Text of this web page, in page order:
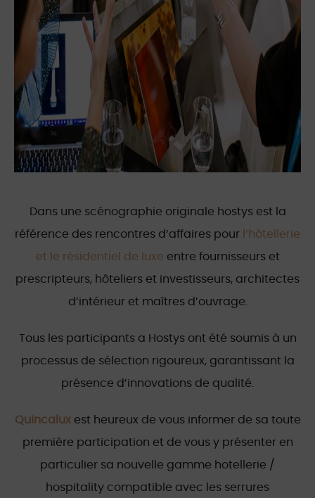
Dans une scénographie originale hostys est la
référence des rencontres d’affaires pour l’hôtellerie
et le résidentiel de luxe entre fournisseurs et
prescripteurs, hôteliers et investisseurs, architectes
d’intérieur et maîtres d’ouvrage.
Tous les participants a Hostys ont été soumis à un
processus de sélection rigoureux, garantissant la
présence d’innovations de qualité.
Quincalux est heureux de vous informer de sa toute
première participation et de vous y présenter en
particulier sa nouvelle gamme hotellerie /
hospitality compatible avec les serrures